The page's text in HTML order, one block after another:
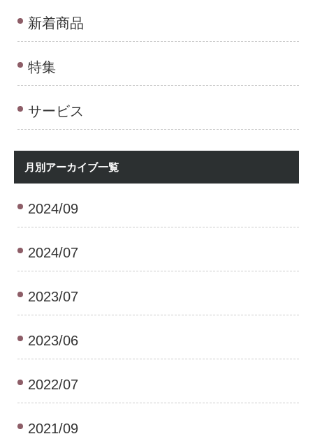
新着商品
特集
サービス
月別アーカイブ一覧
2024/09
2024/07
2023/07
2023/06
2022/07
2021/09